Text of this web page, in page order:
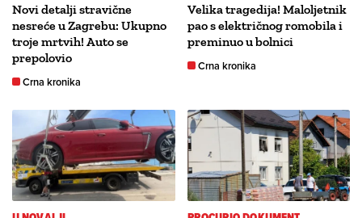
Novi detalji stravične
nesreće u Zagrebu: Ukupno
troje mrtvih! Auto se
prepolovio
Crna kronika
Velika tragedija! Maloljetnik
pao s električnog romobila i
preminuo u bolnici
Crna kronika